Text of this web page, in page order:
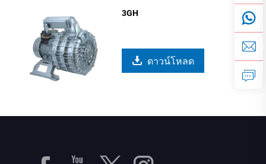
3GH
ดาวน์โหลด